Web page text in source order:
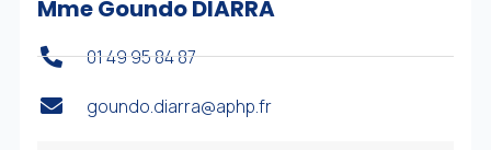
Mme Goundo DIARRA
01 49 95 84 87
goundo.diarra@aphp.fr